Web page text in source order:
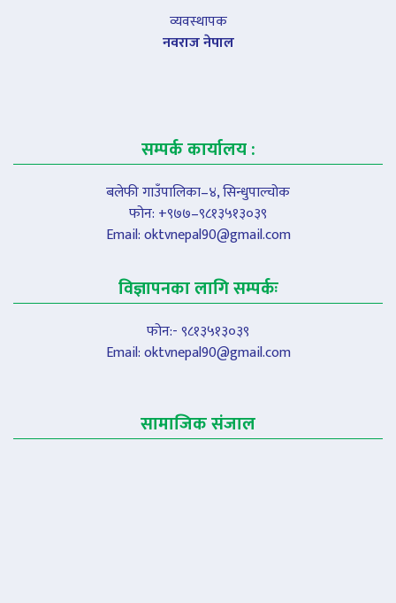
व्यवस्थापक
नवराज नेपाल
सम्पर्क कार्यालय :
बलेफी गाउँपालिका–४, सिन्धुपाल्चोक
फोन: +९७७–९८१३५१३०३९
Email:oktvnepal90@gmail.com
विज्ञापनका लागि सम्पर्कः
फोन:- ९८१३५१३०३९
Email:oktvnepal90@gmail.com
सामाजिक संजाल